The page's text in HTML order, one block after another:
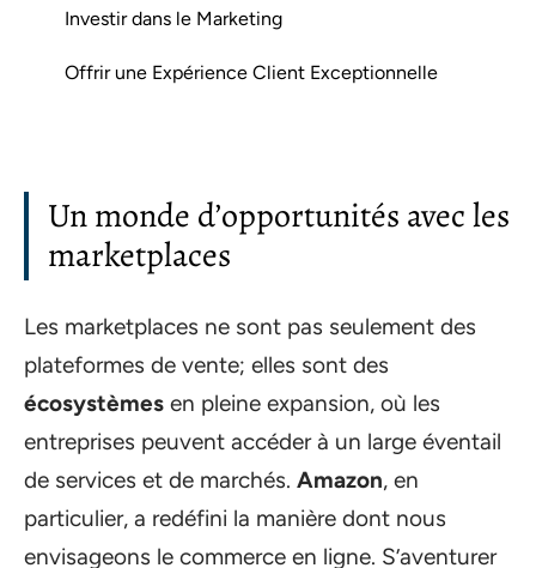
Investir dans le Marketing
Offrir une Expérience Client Exceptionnelle
Un monde d’opportunités avec les
marketplaces
Les marketplaces ne sont pas seulement des
plateformes de vente; elles sont des
écosystèmes en pleine expansion, où les
entreprises peuvent accéder à un large éventail
de services et de marchés. Amazon, en
particulier, a redéfini la manière dont nous
envisageons le commerce en ligne. S’aventurer